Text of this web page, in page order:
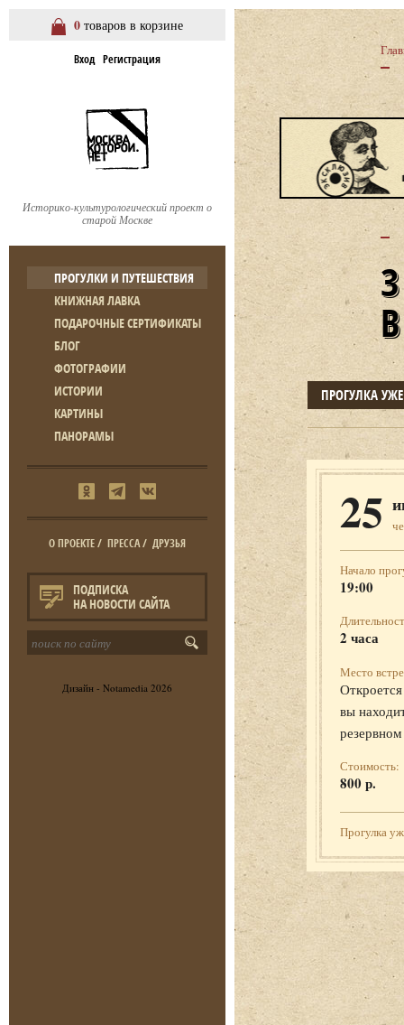
0 товаров в корзине
Вход Регистрация
Историко-культурологический проект о
старой Москве
ПРОГУЛКИ И ПУТЕШЕСТВИЯ
КНИЖНАЯ ЛАВКА
ПОДАРОЧНЫЕ СЕРТИФИКАТЫ
БЛОГ
ФОТОГРАФИИ
ИСТОРИИ
КАРТИНЫ
ПАНОРАМЫ
О ПРОЕКТЕ/ ПРЕССА/ ДРУЗЬЯ
ПОДПИСКА
НА НОВОСТИ САЙТА
Дизайн - Notamedia 2026
ПРОГУЛКА
25
Начало
19:00
2 часа
Место
вы
Стоимость:
800 р.
Прогулка